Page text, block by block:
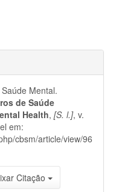
Mental.
de Saúde
Health, [S. l.], v.
em:
cbsm/article/view/96
Citação